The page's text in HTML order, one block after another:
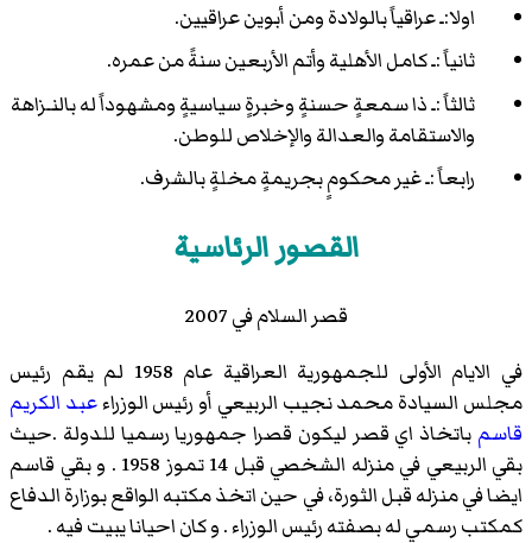
اولا:ـ عراقياً بالولادة ومن أبوين عراقيين.
ثانياً :ـ كامل الأهلية وأتم الأربعين سنةً من عمره.
ثالثاً :ـ ذا سمعةٍ حسنةٍ وخبرةٍ سياسيةٍ ومشهوداً له بالنـزاهة
والاستقامة والعدالة والإخلاص للوطن.
رابعاً :ـ غير محكومٍ بجريمةٍ مخلةٍ بالشرف.
القصور الرئاسية
قصر السلام في 2007
في الايام الأولى للجمهورية العراقية عام 1958 لم يقم رئيس
مجلس السيادة محمد نجيب الربيعي أو رئيس الوزراءعبد الكريم
قاسم باتخاذ اي قصر ليكون قصرا جمهوريا رسميا للدولة .حيث
بقي الربيعي في منزله الشخصي قبل 14 تموز 1958 . و بقي قاسم
ايضا في منزله قبل الثورة، في حين اتخذ مكتبه الواقع بوزارة الدفاع
كمكتب رسمي له بصفته رئيس الوزراء . و كان احيانا يبيت فيه .